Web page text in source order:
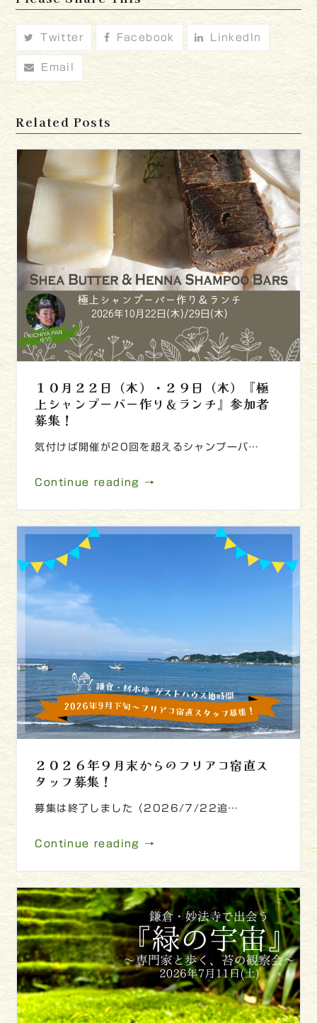
Twitter Facebook LinkedIn
Email
Related Posts
１０月２２日（木）・２９日（木）『極
上シャンプーバー作り＆ランチ』参加者
募集！
気付けば開催が20回を超えるシャンプーバ…
Continue reading →
２０２６年９月末からのフリアコ宿直ス
タッフ募集！
募集は終了しました（2026/7/22追…
Continue reading →